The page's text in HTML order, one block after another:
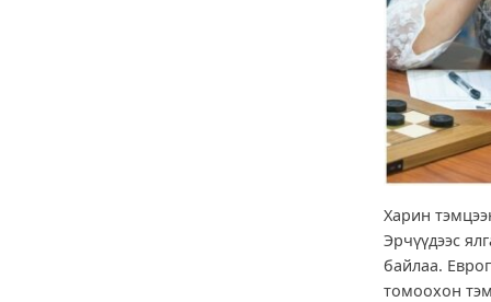
Харин
Эрчүүдээс
байлаа.
томоохон